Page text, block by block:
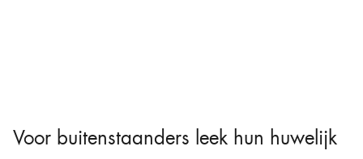
Voor buitenstaanders leek hun huwelijk